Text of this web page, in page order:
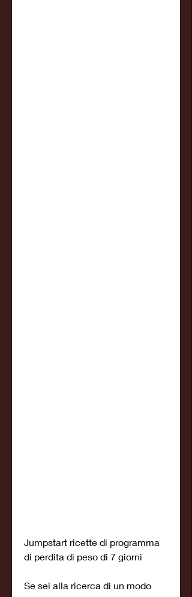
Jumpstart ricette di programma
di perdita di peso di 7 giorni
Se sei alla ricerca di un modo